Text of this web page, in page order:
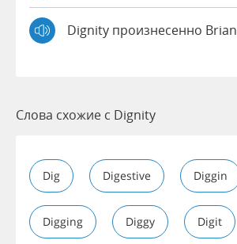
Dignity произнесенно Brian
Слова схожие с Dignity
Dig Digestive Diggin
Digging Diggy Digit